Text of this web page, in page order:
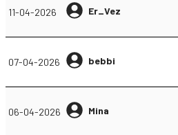
11-04-2026 Er_Vez
07-04-2026 bebbi
06-04-2026 Mina